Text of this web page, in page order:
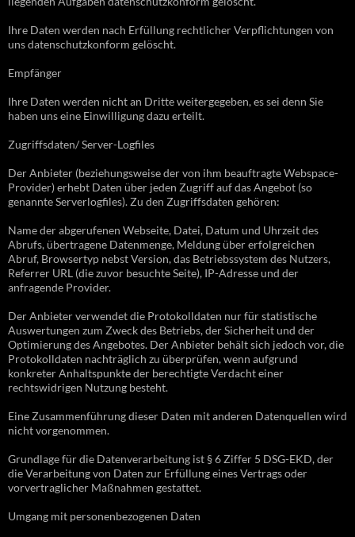
Ihre Daten werden nach Erfüllung rechtlicher Verpflichtungen von
uns datenschutzkonform gelöscht.
Empfänger
Ihre Daten werden nicht an Dritte weitergegeben, es sei denn Sie
haben uns eine Einwilligung dazu erteilt.
Zugriffsdaten/ Server-Logfiles
Der Anbieter (beziehungsweise der von ihm beauftragte Webspace-
Provider) erhebt Daten über jeden Zugriff auf das Angebot (so
genannte Serverlogfiles). Zu den Zugriffsdaten gehören:
Name der abgerufenen Webseite, Datei, Datum und Uhrzeit des
Abrufs, übertragene Datenmenge, Meldung über erfolgreichen
Abruf, Browsertyp nebst Version, das Betriebssystem des Nutzers,
Referrer URL (die zuvor besuchte Seite), IP-Adresse und der
anfragende Provider.
Der Anbieter verwendet die Protokolldaten nur für statistische
Auswertungen zum Zweck des Betriebs, der Sicherheit und der
Optimierung des Angebotes. Der Anbieter behält sich jedoch vor, die
Protokolldaten nachträglich zu überprüfen, wenn aufgrund
konkreter Anhaltspunkte der berechtigte Verdacht einer
rechtswidrigen Nutzung besteht.
Eine Zusammenführung dieser Daten mit anderen Datenquellen wird
nicht vorgenommen.
Grundlage für die Datenverarbeitung ist § 6 Ziffer 5 DSG-EKD, der
die Verarbeitung von Daten zur Erfüllung eines Vertrags oder
vorvertraglicher Maßnahmen gestattet.
Umgang mit personenbezogenen Daten